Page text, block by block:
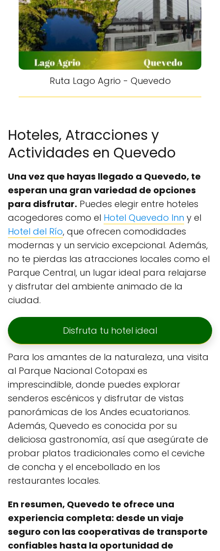
Ruta Lago Agrio - Quevedo
Hoteles, Atracciones y
Actividades en Quevedo
Una vez que hayas llegado a Quevedo, te
esperan una gran variedad de opciones
para disfrutar. Puedes elegir entre hoteles
acogedores como el Hotel Quevedo Inn y el
Hotel del Río, que ofrecen comodidades
modernas y un servicio excepcional. Además,
no te pierdas las atracciones locales como el
Parque Central, un lugar ideal para relajarse
y disfrutar del ambiente animado de la
ciudad.
Disfruta tu hotel ideal
Para los amantes de la naturaleza, una visita
al Parque Nacional Cotopaxi es
imprescindible, donde puedes explorar
senderos escénicos y disfrutar de vistas
panorámicas de los Andes ecuatorianos.
Además, Quevedo es conocida por su
deliciosa gastronomía, así que asegúrate de
probar platos tradicionales como el ceviche
de concha y el encebollado en los
restaurantes locales.
En resumen, Quevedo te ofrece una
experiencia completa: desde un viaje
seguro con las cooperativas de transporte
confiables hasta la oportunidad de